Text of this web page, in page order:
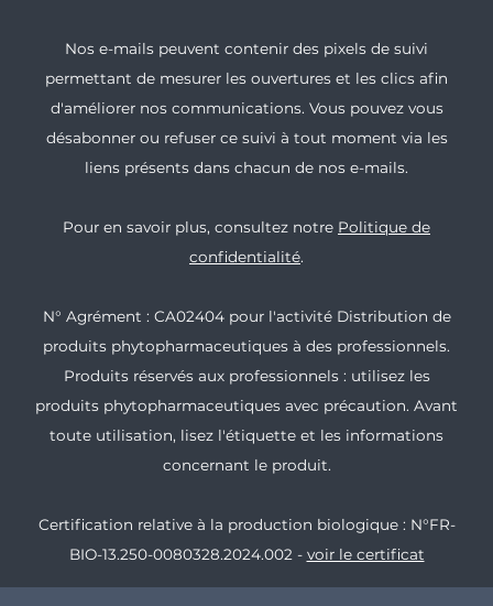
Nos e-mails peuvent contenir des pixels de suivi
permettant de mesurer les ouvertures et les clics afin
d'améliorer nos communications. Vous pouvez vous
désabonner ou refuser ce suivi à tout moment via les
liens présents dans chacun de nos e-mails.
Pour en savoir plus, consultez notre Politique de
confidentialité.
N° Agrément : CA02404 pour l'activité Distribution de
produits phytopharmaceutiques à des professionnels.
Produits réservés aux professionnels : utilisez les
produits phytopharmaceutiques avec précaution. Avant
toute utilisation, lisez l'étiquette et les informations
concernant le produit.
Certification relative à la production biologique : N°FR-
BIO-13.250-0080328.2024.002 - voir le certificat